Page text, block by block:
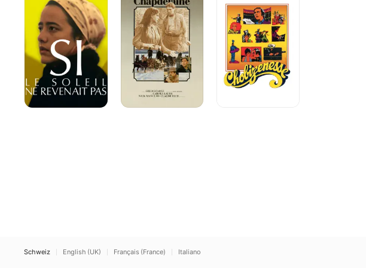
Sonne
nicht
wiederkäme
Schweiz English (UK) Français (France) Italiano